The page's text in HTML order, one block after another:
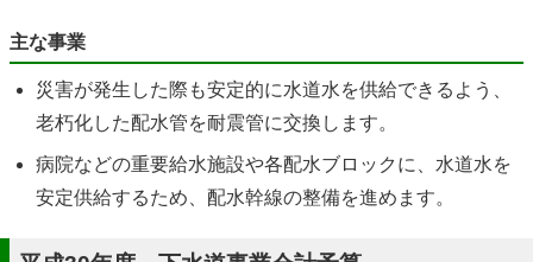
主な事業
災害が発生した際も安定的に水道水を供給できるよう、
老朽化した配水管を耐震管に交換します。
病院などの重要給水施設や各配水ブロックに、水道水を
安定供給するため、配水幹線の整備を進めます。